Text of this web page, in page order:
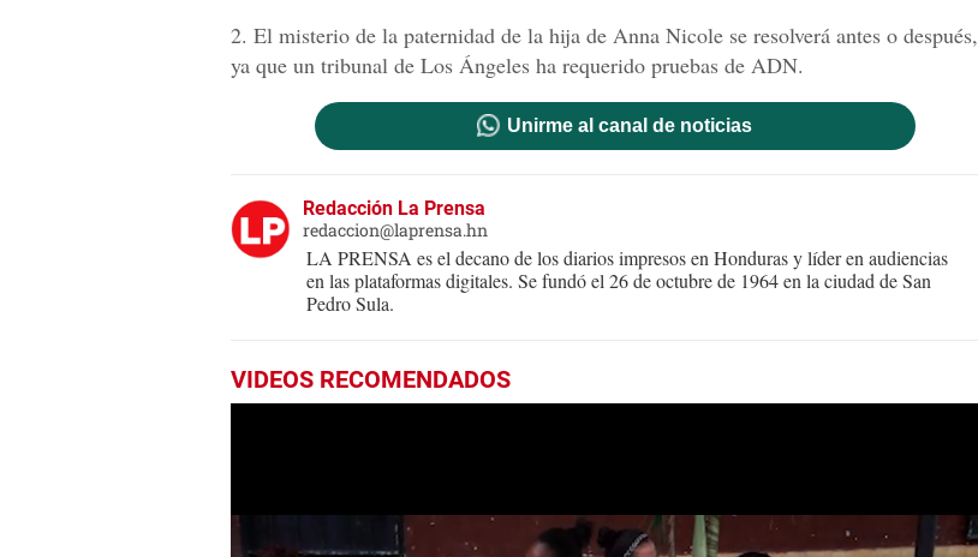
2. El misterio de la paternidad de la hija de Anna Nicole se resolverá antes o después,
ya que un tribunal de Los Ángeles ha requerido pruebas de ADN.
Unirme al canal de noticias
Redacción La Prensa
redaccion@laprensa.hn
LA PRENSA es el decano de los diarios impresos en Honduras y líder en audiencias
en las plataformas digitales. Se fundó el 26 de octubre de 1964 en la ciudad de San
Pedro Sula.
VIDEOS RECOMENDADOS